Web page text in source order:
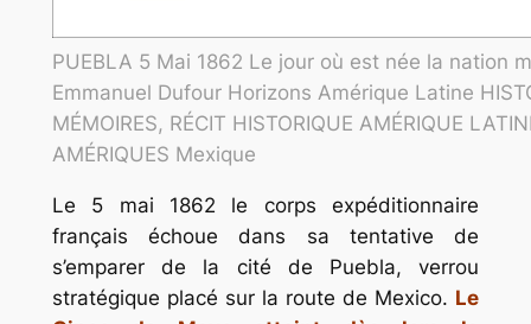
PUEBLA 5 Mai 1862 Le jour où est née la nation
Emmanuel Dufour Horizons Amérique Latine
MÉMOIRES, RÉCIT HISTORIQUE AMÉRIQUE
AMÉRIQUES Mexique
Le 5 mai 1862 le corps expéditionnaire
français échoue dans sa tentative de
s’emparer de la cité de Puebla, verrou
stratégique placé sur la route de Mexico. Le